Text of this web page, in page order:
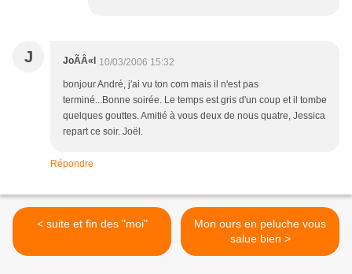
J JoÃÂ«l 10/03/2006 15:32
bonjour André, j'ai vu ton com mais il n'est pas
terminé...Bonne soirée. Le temps est gris d'un coup et il tombe
quelques gouttes. Amitié à vous deux de nous quatre, Jessica
repart ce soir. Joël.
Répondre
< suite et fin des "moi"
Mon ours en peluche vous
salue bien >